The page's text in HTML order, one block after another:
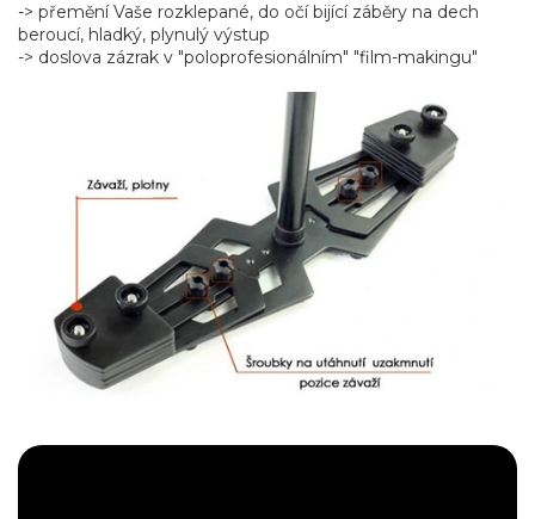
-> přemění Vaše rozklepané, do očí bijící záběry na dech
beroucí, hladký, plynulý výstup
-> doslova zázrak v "poloprofesionálním" "film-makingu"